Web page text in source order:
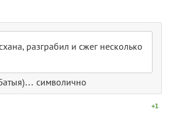
разграбил и сжег несколько
символично
+1